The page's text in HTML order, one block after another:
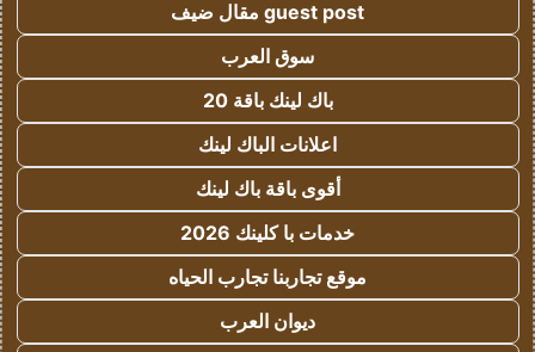
guest post مقال ضيف
سوق العرب
باك لينك باقة 20
اعلانات الباك لينك
أقوى باقة باك لينك
خدمات با كلينك 2026
موقع تجاربنا تجارب الحياه
ديوان العرب